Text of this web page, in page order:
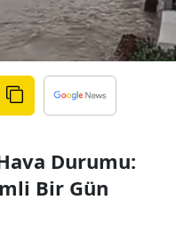
Durumu:
Bir Gün